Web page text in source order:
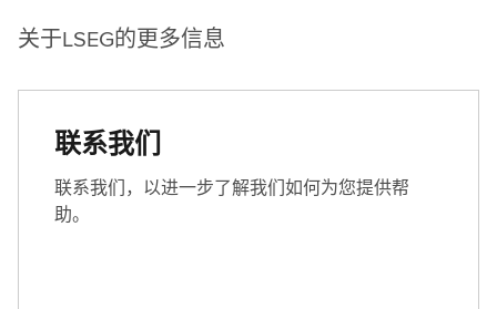
关于LSEG的更多信息
联系我们
联系我们，以进一步了解我们如何为您提供帮
助。